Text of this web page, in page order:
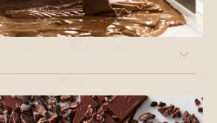
味のバランス、素材同士のマッチングを
。